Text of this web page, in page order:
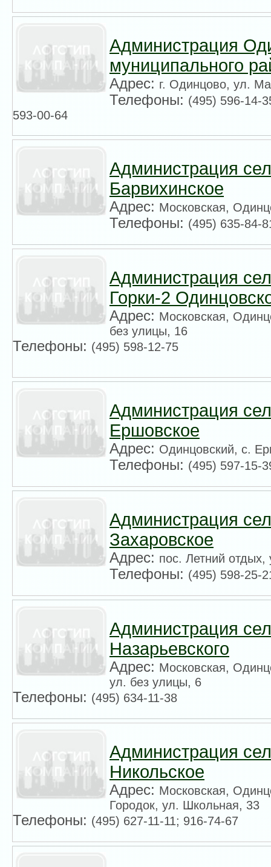
Администрация
муниципального
Адрес:г. Одинцово, ул.
Телефоны:(495) 596-14-
593-00-64
Администрация
Барвихинское
Адрес:Московская,
Телефоны:(495) 635-84-
Администрация
Горки-2
Адрес:Московская,
без улицы, 16
Телефоны:(495) 598-12-75
Администрация
Ершовское
Адрес:Одинцовский, с.
Телефоны:(495) 597-15-
Администрация
Захаровское
Адрес:пос. Летний
Телефоны:(495) 598-25-
Администрация
Назарьевского
Адрес:Московская,
ул. без улицы, 6
Телефоны:(495) 634-11-38
Администрация
Никольское
Адрес:Московская,
Городок, ул. Школьная, 33
Телефоны:(495) 627-11-11; 916-74-67